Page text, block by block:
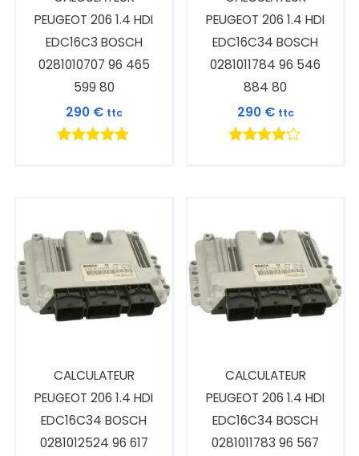
PEUGEOT 206 1.4 HDI
EDC16C3 BOSCH
0281010707 96 465
599 80
290 € ttc
PEUGEOT 206 1.4 HDI
EDC16C34 BOSCH
0281011784 96 546
884 80
290 € ttc
CALCULATEUR
PEUGEOT 206 1.4 HDI
EDC16C34 BOSCH
0281012524 96 617
CALCULATEUR
PEUGEOT 206 1.4 HDI
EDC16C34 BOSCH
0281011783 96 567